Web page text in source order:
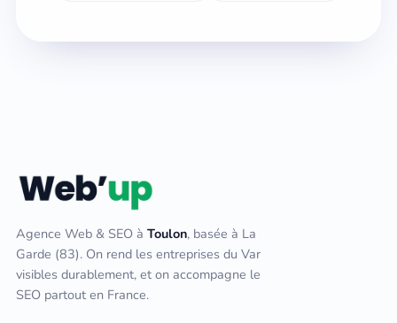
Agence Web & SEO à Toulon, basée à La
Garde (83). On rend les entreprises du Var
visibles durablement, et on accompagne le
SEO partout en France.